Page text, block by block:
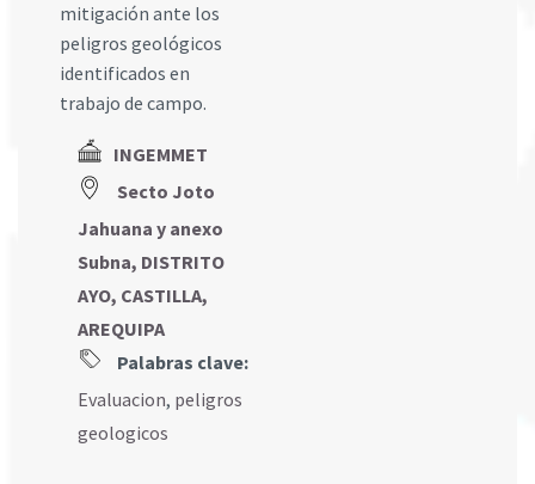
mitigación ante los
peligros geológicos
identificados en
trabajo de campo.
INGEMMET
Secto Joto
Jahuana y anexo
Subna, DISTRITO
AYO, CASTILLA,
AREQUIPA
Palabras clave:
Evaluacion, peligros
geologicos